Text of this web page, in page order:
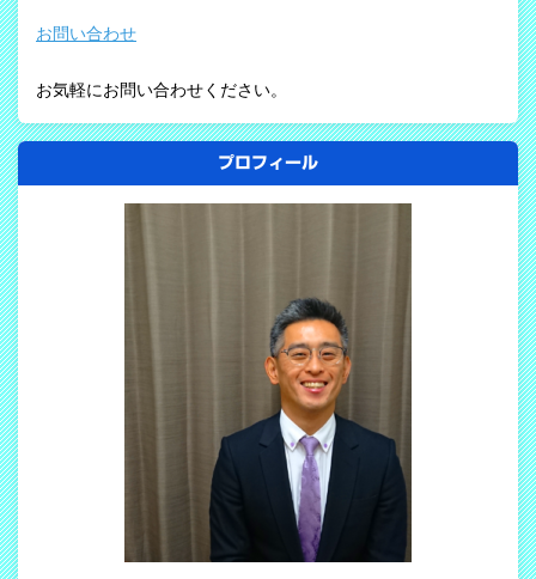
お問い合わせ
お気軽にお問い合わせください。
プロフィール